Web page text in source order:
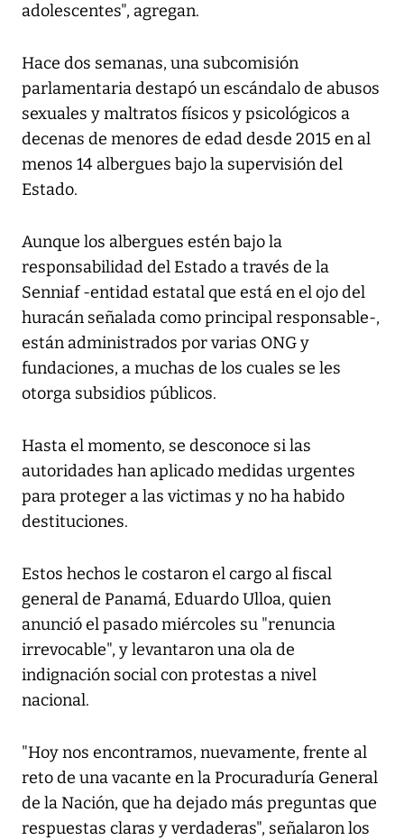
adolescentes", agregan.
Hace dos semanas, una subcomisión
parlamentaria destapó un escándalo de abusos
sexuales y maltratos físicos y psicológicos a
decenas de menores de edad desde 2015 en al
menos 14 albergues bajo la supervisión del
Estado.
Aunque los albergues estén bajo la
responsabilidad del Estado a través de la
Senniaf -entidad estatal que está en el ojo del
huracán señalada como principal responsable-,
están administrados por varias ONG y
fundaciones, a muchas de los cuales se les
otorga subsidios públicos.
Hasta el momento, se desconoce si las
autoridades han aplicado medidas urgentes
para proteger a las victimas y no ha habido
destituciones.
Estos hechos le costaron el cargo al fiscal
general de Panamá, Eduardo Ulloa, quien
anunció el pasado miércoles su "renuncia
irrevocable", y levantaron una ola de
indignación social con protestas a nivel
nacional.
"Hoy nos encontramos, nuevamente, frente al
reto de una vacante en la Procuraduría General
de la Nación, que ha dejado más preguntas que
respuestas claras y verdaderas", señalaron los